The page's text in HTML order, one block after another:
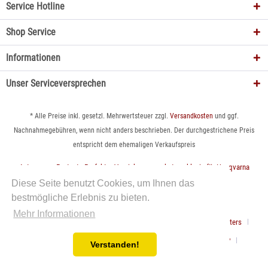
Diese Seite benutzt Cookies, um Ihnen das
bestmögliche Erlebnis zu bieten.
Mehr Informationen
Verstanden!
Service Hotline
Shop Service
Informationen
Unser Serviceversprechen
* Alle Preise inkl. gesetzl. Mehrwertsteuer zzgl. Versandkosten und ggf.
Nachnahmegebühren, wenn nicht anders beschrieben. Der durchgestrichene Preis
entspricht dem ehemaligen Verkaufspreis
Automower Protect - Perfekter Versicherungsschutz exklusiv für Husqvarna
Beratung, Installation & Wartung - Unser Service für Sie
Zeitersparnis, perfekte Rasenpflege uvm. - Die Vorteile eines Mähroboters
Wo kann man Automower einsetzen? Anfrage oder Bestellung?
Über Husqvarna Über uns